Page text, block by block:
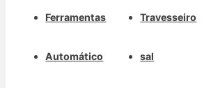
Ferramentas
Automático
Travesseiro
sal